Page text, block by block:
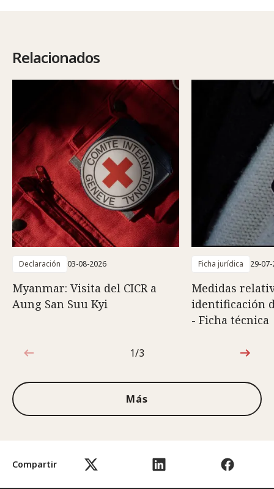
Compartir
Relacionados
Declaración 03-08-2026
Myanmar: Visita del CICR a
Aung San Suu Kyi
Ficha jurídica 29-
Medidas
identificación
- Ficha técnica
1de3
1/3
Más